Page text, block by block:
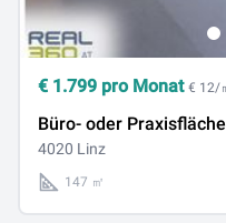
€ 1.799 pro Monat € 12/
Büro- oder
4020 Linz
147 ㎡